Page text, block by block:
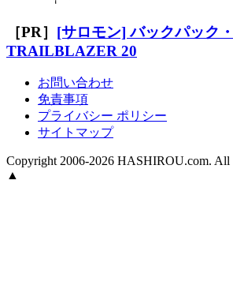
［PR］ [サロモン] バックパック
TRAILBLAZER 20
お問い合わせ
免責事項
プライバシー ポリシー
サイトマップ
Copyright 2006-2026 HASHIROU.com. All
▲